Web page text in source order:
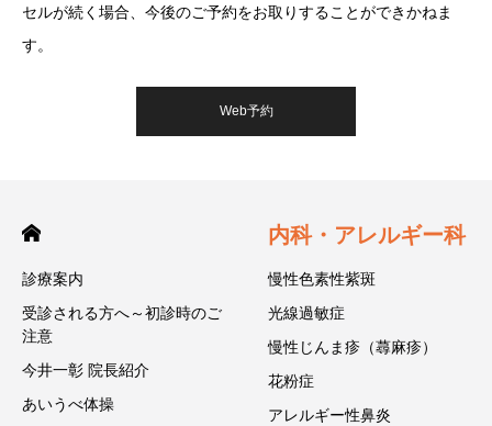
セルが続く場合、今後のご予約をお取りすることができかねま
す。
Web予約
診療案内
受診される方へ～初診時のご
注意
今井一彰 院長紹介
あいうべ体操
内科・アレルギー科
慢性色素性紫斑
光線過敏症
慢性じんま疹（蕁麻疹）
花粉症
アレルギー性鼻炎